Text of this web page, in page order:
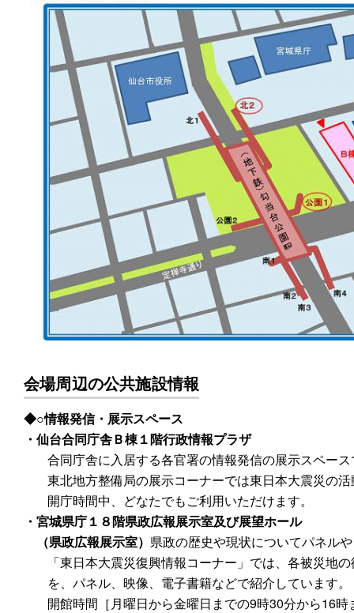
会場周辺の公共施設情報
○情報発信・展示スペース
・仙台合同庁舎Ｂ棟１階行政情報プラザ
合同庁舎に入居する各官署の情報発信の展示スペー
東北地方整備局の展示コーナーでは東日本大震災の
開庁時間中、どなたでもご利用いただけます。
・宮城県庁１８階県政広報展示室及び展望ホール
（県政広報展示室） 県政の歴史や現状についてパネル
「東日本大震災復興情報コーナー」では、各被災地
を、パネル、映像、電子書籍などで紹介しています。
開館時間［月曜日から金曜日までの9時30分から16